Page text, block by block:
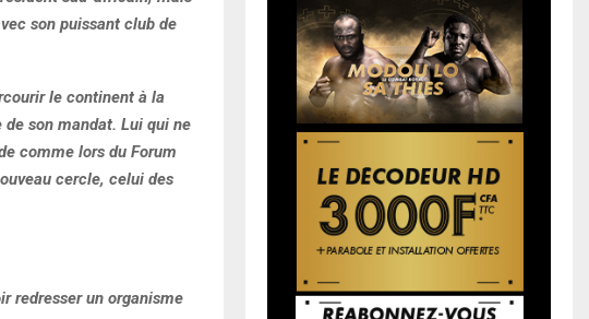
son puissant club de
le continent à la
son mandat. Lui qui ne
comme lors du Forum
cercle, celui des
redresser un organisme